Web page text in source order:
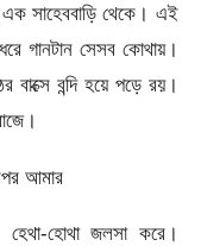
সাহেববাড়ি থেকে। এই
গানটান সেসব কোথায়।
বন্দি হয়ে পড়ে রয়।
আমার
হোথা জলসা করে।